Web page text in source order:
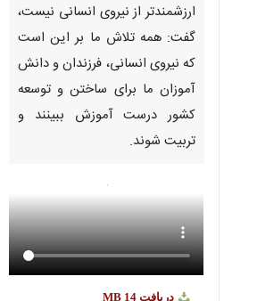
ارزشمندتر از نیروی انسانی نیست،
گفت: همه تلاش ما بر این است
که نیروی انسانی، فرزندان و دانش
آموزان ما برای ساختن و توسعه
کشور درست آموزش ببینند و
تربیت شوند.